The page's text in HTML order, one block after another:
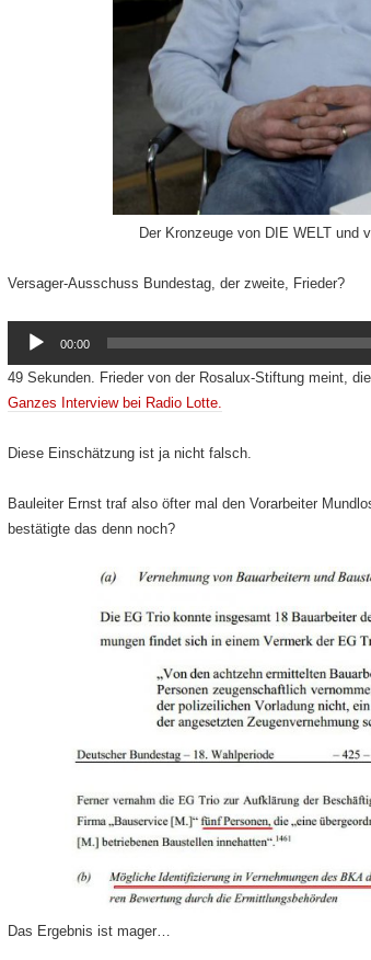
Der Kronzeuge von DIE WELT und
Versager-Ausschuss Bundestag, der zweite, Frieder?
Audio-
00:00
49 Sekunden. Frieder von der Rosalux-Stiftung meint,
Ganzes Interview bei Radio Lotte.
Diese Einschätzung ist ja nicht falsch.
Bauleiter Ernst traf also öfter mal den Vorarbeiter
bestätigte das denn noch?
Das Ergebnis ist mager…